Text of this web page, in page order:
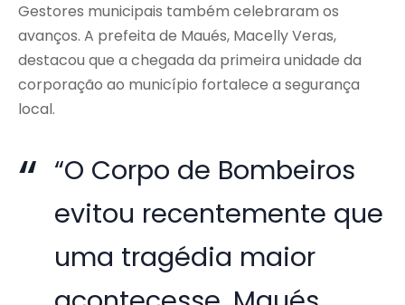
Gestores municipais também celebraram os
avanços. A prefeita de Maués, Macelly Veras,
destacou que a chegada da primeira unidade da
corporação ao município fortalece a segurança
local.
“O Corpo de Bombeiros
evitou recentemente que
uma tragédia maior